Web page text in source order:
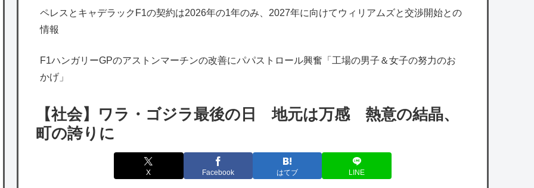
海外「日本は特別！」日本の地震支援を申し
海外「勘弁して！」米国人が最も恐れる日本
の為替介入再びで海外が大騒ぎ
のは韓国人である理由がこちら…」→「日本
も感謝してるらしい…（ﾌﾞﾙﾌﾞﾙ」＝韓国の反
海外「日本よ、お前がナンバーワンだ」 熊
【艦これ】ヴァトールはなんて呼べばいいん
う！！！！！！
【ホロライブ】おかゆ・千速、お悩み相談ぶ
ペレスとキャデラックF1の契約は2026年の1年のみ、2027年に向けてウィリアムズと交渉開始との
情報
F1ハンガリーGPのアストンマーチンの改善にパパストロール興奮「工場の男子＆女子の努力のお
かげ」
【社会】ワラ・ゴジラ最後の日 地元は万感 熱意の結晶、
町の誇りに
X Facebook はてブ LINE